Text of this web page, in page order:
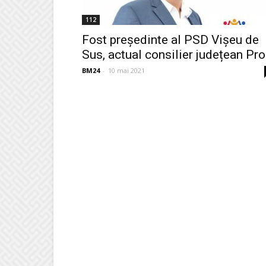
112
Fost președinte al PSD Vișeu de
Sus, actual consilier județean
BM24 - 10 mai 2021